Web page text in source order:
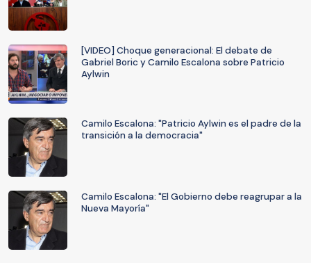
[VIDEO] Choque generacional: El debate de
Gabriel Boric y Camilo Escalona sobre Patricio
Aylwin
Camilo Escalona: "Patricio Aylwin es el padre de la
transición a la democracia"
Camilo Escalona: "El Gobierno debe reagrupar a la
Nueva Mayoría"